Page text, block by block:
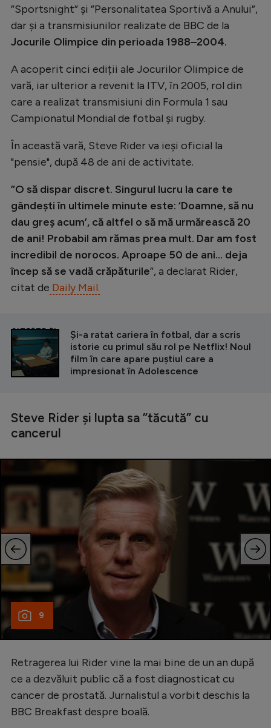
”Sportsnight” și ”Personalitatea Sportivă a Anului”,
dar și a transmisiunilor realizate de BBC de la
Jocurile Olimpice din perioada 1988–2004.
A acoperit cinci ediții ale Jocurilor Olimpice de
vară, iar ulterior a revenit la ITV, în 2005, rol din
care a realizat transmisiuni din Formula 1 sau
Campionatul Mondial de fotbal și rugby.
În această vară, Steve Rider va ieși oficial la
"pensie", după 48 de ani de activitate.
”O să dispar discret. Singurul lucru la care te
gândești în ultimele minute este: ‘Doamne, să nu
dau greș acum’, că altfel o să mă urmărească 20
de ani! Probabil am rămas prea mult. Dar am fost
incredibil de norocos. Aproape 50 de ani… deja
încep să se vadă crăpăturile”, a declarat Rider,
citat de Daily Mail.
CITEȘTE ȘI
Și-a ratat cariera în fotbal, dar a scris
istorie cu primul său rol pe Netflix! Noul
film în care apare puștiul care a
impresionat în Adolescence
Steve Rider și lupta sa ”tăcută” cu
cancerul
9
Retragerea lui Rider vine la mai bine de un an după
ce a dezvăluit public că a fost diagnosticat cu
cancer de prostată. Jurnalistul a vorbit deschis la
BBC Breakfast despre boală.